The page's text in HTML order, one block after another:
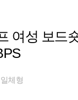
여성 보드
체형